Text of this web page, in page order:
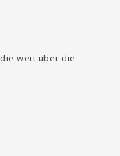
weit über die